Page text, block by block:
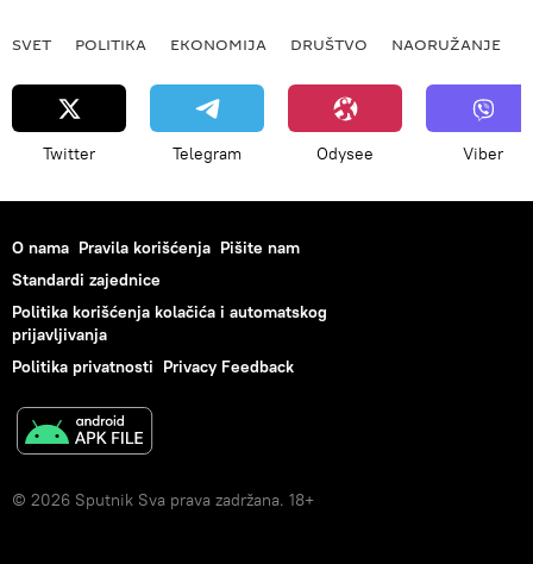
SVET POLITIKA EKONOMIJA DRUŠTVO NAORUŽANJE
Twitter Telegram Odysee Viber
O nama Pravila korišćenja Pišite nam
Standardi zajednice
Politika korišćenja kolačića i automatskog
prijavljivanja
Politika privatnosti Privacy Feedback
© 2026 Sputnik Sva prava zadržana. 18+